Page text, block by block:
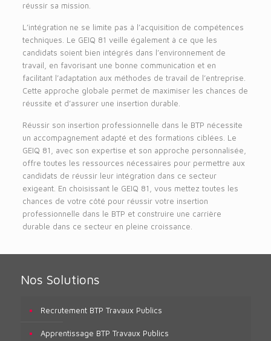
réussir sa mission.
L’intégration ne se limite pas à l’acquisition de compétences
techniques. Le GEIQ 81 veille également à ce que les
candidats soient bien intégrés dans l’environnement de
travail, en favorisant une bonne communication et en
facilitant l’adaptation aux méthodes de travail de l’entreprise.
Cette approche globale permet de maximiser les chances de
réussite et d’assurer une insertion durable.
Réussir son insertion professionnelle dans le BTP nécessite
un accompagnement adapté et des formations ciblées. Le
GEIQ 81, avec son expertise et son approche personnalisée,
offre toutes les ressources nécessaires pour permettre aux
candidats de réussir leur intégration dans ce secteur
exigeant. En choisissant le GEIQ 81, vous mettez toutes les
chances de votre côté pour réussir votre insertion
professionnelle dans le BTP et construire une carrière
durable dans ce secteur en pleine croissance.
Nos Solutions
Recrutement BTP Travaux Publics
Apprentissage BTP Travaux Publics